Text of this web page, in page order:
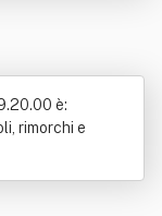
è:
rimorchi e